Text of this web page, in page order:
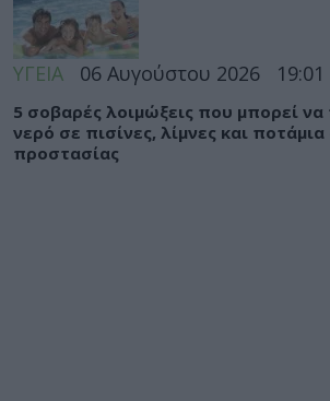
ΥΓΕΙΑ 06 Αυγούστου 2026 19:01
5 σοβαρές λοιμώξεις που μπορεί
νερό σε πισίνες, λίμνες και
προστασίας